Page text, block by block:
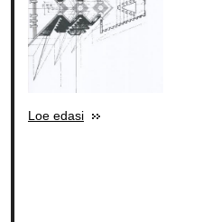
Loe edasi